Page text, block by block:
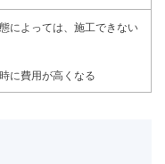
によっては、施工できない
に費用が高くなる